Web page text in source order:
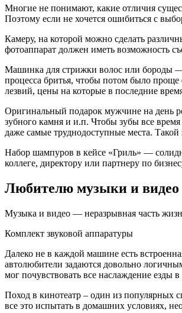
Многие не понимают, какие отличия
Поэтому если не хочется ошибиться с
Камеру, на которой можно сделать
фотоаппарат должен иметь возможность
Машинка для стрижки волос или бороды —
процесса бритья, чтобы потом было проще
лезвий, цены на которые в последние
Оригинальный подарок мужчине на день
зубного камня и и.п. Чтобы зубы все
даже самые труднодоступные места. Такой
Набор шампуров в кейсе «Гриль» —
коллеге, директору или партнеру по
Любителю музыки и видео
Музыка и видео — неразрывная часть
Комплект звуковой аппаратуры
Далеко не в каждой машине есть
автолюбители задаются довольно
мог почувствовать все наслаждение
Поход в кинотеатр – один из популярных
все это испытать в домашних условиях,